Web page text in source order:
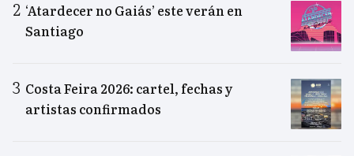
‘Atardecer no Gaiás’ este verán en
Santiago
Costa Feira 2026: cartel, fechas y
artistas confirmados